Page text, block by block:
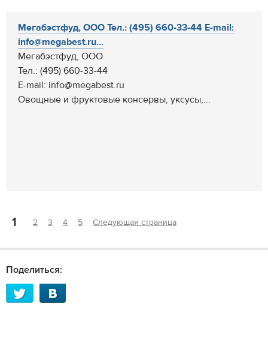
Мегабэстфуд, ООО Тел.: (495) 660-33-44 E-mail:
info@megabest.ru...
Мегабэстфуд, ООО
Тел.: (495) 660-33-44
E-mail: info@megabest.ru
Овощные и фруктовые консервы, уксусы,...
1 2 3 4 5 Следующая страница
Поделиться: